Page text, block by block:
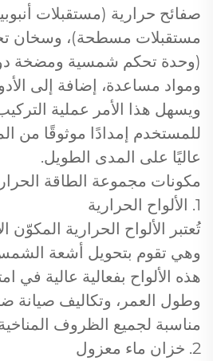
صفائح حرارية (مستقبلات
مستقبلات مسطحة)، وسخان
(وحدة تحكم شمسية ومضخة
ومواد مساعدة، إضافة إلى
ويسهل هذا الأمر عملية
للمستخدم إمدادًا موثوقًا من
عاليًا على المدى الطويل.
مكونات مجموعة الطاقة
1. الألواح الحرارية
تُعتبر الألواح الحرارية
وهي تقوم بتحويل أشعة الشمس
هذه الألواح بفعالية عالية في
وطول العمر، وتكاليف صيانة
مناسبة لجميع الظروف
2. خزان ماء معزول